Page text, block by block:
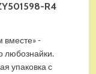
R4
-
любознайки.
упаковка с